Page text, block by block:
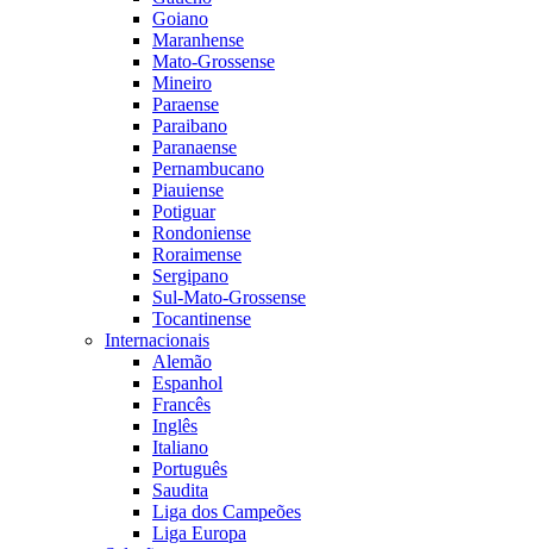
Goiano
Maranhense
Mato-Grossense
Mineiro
Paraense
Paraibano
Paranaense
Pernambucano
Piauiense
Potiguar
Rondoniense
Roraimense
Sergipano
Sul-Mato-Grossense
Tocantinense
Internacionais
Alemão
Espanhol
Francês
Inglês
Italiano
Português
Saudita
Liga dos Campeões
Liga Europa